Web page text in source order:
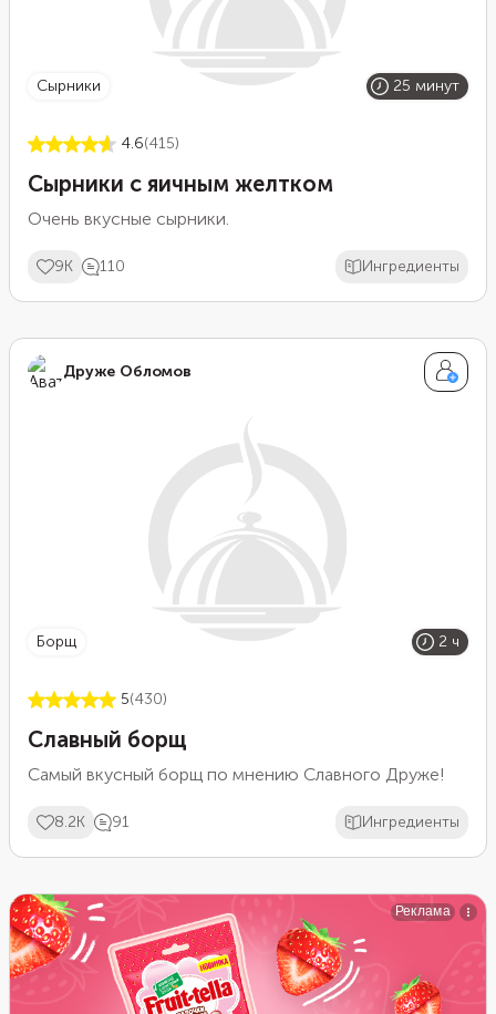
сырники 25 минут
4.6(415)
Сырники с яичным желтком
Очень вкусные сырники.
9K 110 Ингредиенты
Друже Обломов
борщ 2 ч
5(430)
Славный борщ
Самый вкусный борщ по мнению Славного Друже!
8.2K 91 Ингредиенты